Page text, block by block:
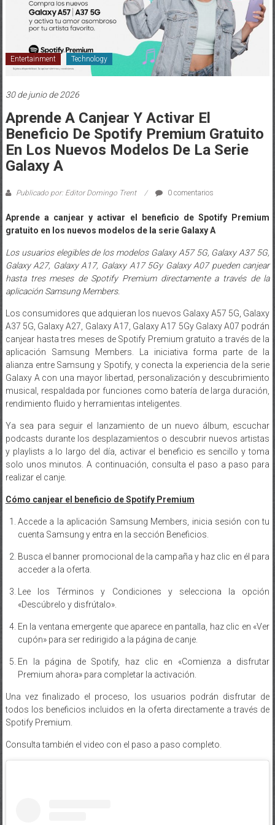
Entertainment Technology
30 de junio de 2026
Aprende A Canjear Y Activar El
Beneficio De Spotify Premium Gratuito
En Los Nuevos Modelos De La Serie
Galaxy A
Publicado por: Editor Domingo Trent 0 comentarios
Aprende a canjear y activar el beneficio de Spotify Premium
gratuito en los nuevos modelos de la serie Galaxy A
Los usuarios elegibles de los modelos Galaxy A57 5G, Galaxy A37 5G,
Galaxy A27, Galaxy A17, Galaxy A17 5Gy Galaxy A07pueden canjear
hasta tres meses de Spotify Premium directamente a través de la
aplicación Samsung Members.
Los consumidores que adquieran los nuevos Galaxy A57 5G, Galaxy
A37 5G, Galaxy A27, Galaxy A17, Galaxy A17 5Gy Galaxy A07 podrán
canjear hasta tres meses de Spotify Premium gratuito a través de la
aplicación Samsung Members. La iniciativa forma parte de la
alianza entre Samsung y Spotify, y conecta la experiencia de la serie
Galaxy A con una mayor libertad, personalización y descubrimiento
musical, respaldada por funciones como batería de larga duración,
rendimiento fluido y herramientas inteligentes.
Ya sea para seguir el lanzamiento de un nuevo álbum, escuchar
podcasts durante los desplazamientos o descubrir nuevos artistas
y playlists a lo largo del día, activar el beneficio es sencillo y toma
solo unos minutos. A continuación, consulta el paso a paso para
realizar el canje.
Cómo canjear el beneficio de Spotify Premium
Accede a la aplicación Samsung Members, inicia sesión con tu
cuenta Samsung y entra en la sección Beneficios.
Busca el banner promocional de la campaña y haz clic en él para
acceder a la oferta.
Lee los Términos y Condiciones y selecciona la opción
«Descúbrelo y disfrútalo».
En la ventana emergente que aparece en pantalla, haz clic en «Ver
cupón» para ser redirigido a la página de canje.
En la página de Spotify, haz clic en «Comienza a disfrutar
Premium ahora» para completar la activación.
Una vez finalizado el proceso, los usuarios podrán disfrutar de
todos los beneficios incluidos en la oferta directamente a través de
Spotify Premium.
Consulta también el video con el paso a paso completo.